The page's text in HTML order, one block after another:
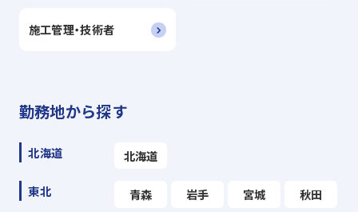
施工管理・技術者
勤務地から探す
北海道 北海道
東北 青森 岩手 宮城 秋田